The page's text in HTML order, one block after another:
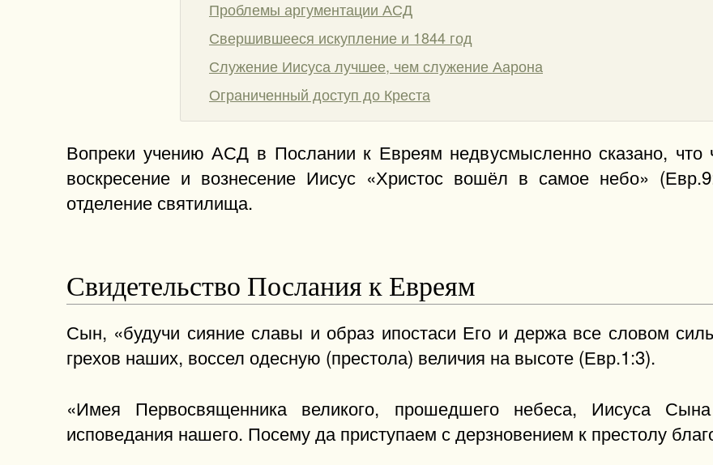
Проблемы аргументации АСД
Свершившееся искупление и 1844 год
Служение Иисуса лучшее, чем служение Аарона
Ограниченный доступ до Креста
Вопреки учению АСД в Послании к Евреям недвусмысленно сказано, что
воскресение и вознесение Иисус «Христос вошёл в самое небо»
отделение святилища.
Свидетельство Послания к Евреям
Сын, «будучи сияние славы и образ ипостаси Его и держа все словом
грехов наших, воссел одесную (престола) величия на высоте (Евр.1:3).
«Имея Первосвященника великого, прошедшего небеса, Иисуса
исповедания нашего. Посему да приступаем с дерзновением к престолу